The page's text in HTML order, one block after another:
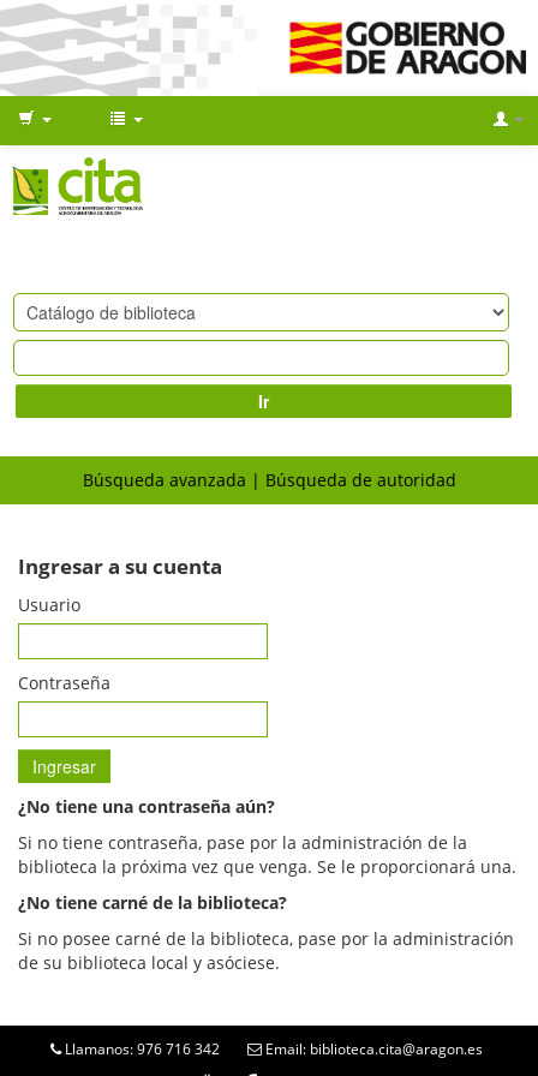
Ir
Búsqueda avanzada Búsqueda de autoridad
Ingresar a su cuenta
Usuario
Contraseña
¿No tiene una contraseña aún?
Si no tiene contraseña, pase por la administración de la
biblioteca la próxima vez que venga. Se le proporcionará una.
¿No tiene carné de la biblioteca?
Si no posee carné de la biblioteca, pase por la administración
de su biblioteca local y asóciese.
Llamanos: 976 716 342 Email: biblioteca.cita@aragon.es